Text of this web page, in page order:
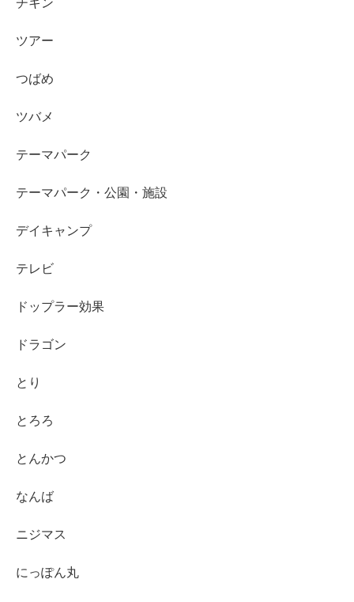
ツアー
つばめ
ツバメ
テーマパーク
テーマパーク・公園・施設
デイキャンプ
テレビ
ドップラー効果
ドラゴン
とり
とろろ
とんかつ
なんば
ニジマス
にっぽん丸